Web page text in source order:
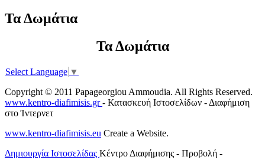
Τα Δωμάτια
Τα Δωμάτια
Select Language ▼
Copyright © 2011 Papageorgiou Ammoudia. All Rights Reserved.
www.kentro-diafimisis.gr- Κατασκευή Ιστοσελίδων - Διαφήμιση
στο Ίντερνετ
www.kentro-diafimisis.eu Create a Website.
Δημιουργία Ιστοσελίδας Κέντρο Διαφήμισης - Προβολή -